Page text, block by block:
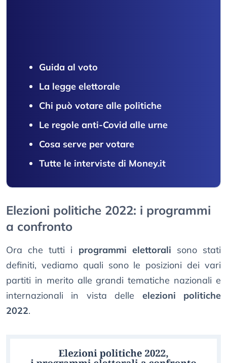
Guida al voto
La legge elettorale
Chi può votare alle politiche
Le regole anti-Covid alle urne
Cosa serve per votare
Tutte le interviste di Money.it
Elezioni politiche 2022: i programmi
a confronto
Ora che tutti i programmi elettorali sono stati
definiti, vediamo quali sono le posizioni dei vari
partiti in merito alle grandi tematiche nazionali e
internazionali in vista delle elezioni politiche
2022.